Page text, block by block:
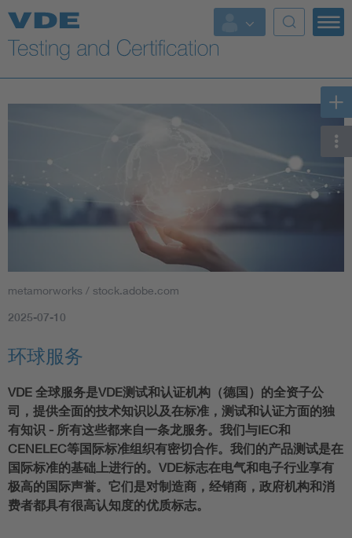
Key Topics
metamorworks / stock.adobe.com
2025-07-10
环球服务
VDE 全球服务是VDE测试和认证机构（德国）的全资子公
司，提供全面的技术知识以及在标准，测试和认证方面的独
有知识 - 所有这些都来自一条龙服务。我们与IEC和
CENELEC等国际标准组织有密切合作。我们的产品测试是在
国际标准的基础上进行的。VDE标志在电气和电子行业享有
极高的国际声誉。它们是对制造商，经销商，政府机构和消
费者都具有很高认知度的优质标志。